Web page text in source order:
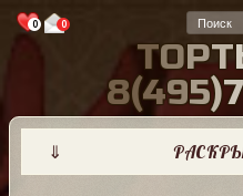
0 0
ТОРТ
8(495)7
⇓